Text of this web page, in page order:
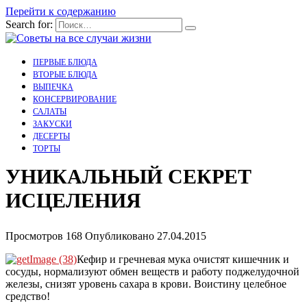
Перейти к содержанию
Search for:
ПЕРВЫЕ БЛЮДА
ВТОРЫЕ БЛЮДА
ВЫПЕЧКА
КОНСЕРВИРОВАНИЕ
САЛАТЫ
ЗАКУСКИ
ДЕСЕРТЫ
ТОРТЫ
УНИКАЛЬНЫЙ СЕКРЕТ
ИСЦЕЛЕНИЯ
Просмотров 168 Опубликовано 27.04.2015
Кефир и гречневая мука очистят кишечник и
сосуды, нормализуют обмен веществ и работу поджелудочной
железы, снизят уровень сахара в крови. Воистину целебное
средство!